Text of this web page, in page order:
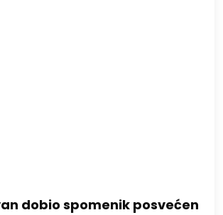
dobio spomenik posvećen